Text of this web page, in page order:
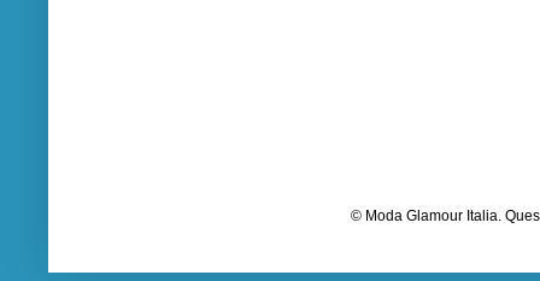
© Moda Glamour Italia.